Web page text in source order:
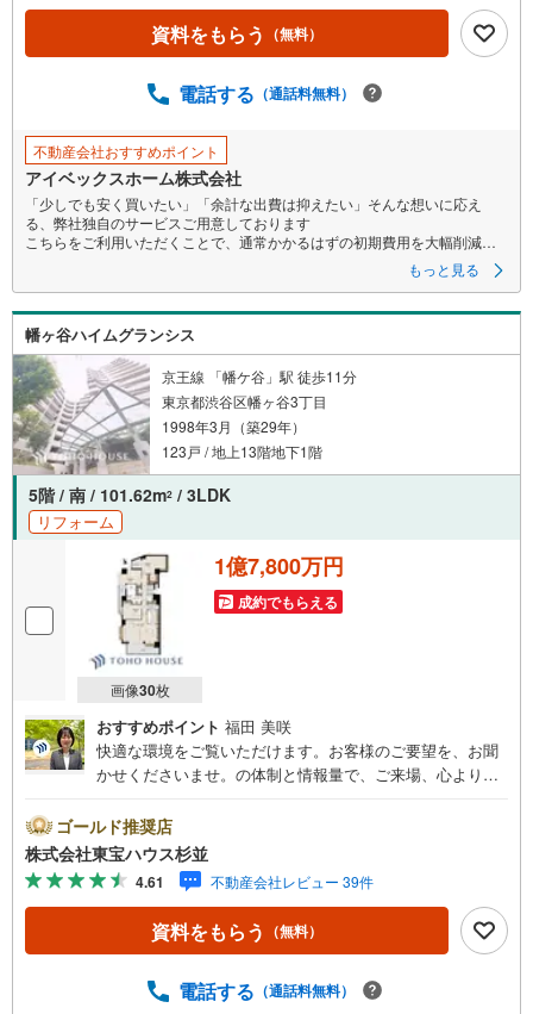
資料をもらう （無料）
電話する （通話料無料）
不動産会社おすすめポイント
アイベックスホーム株式会社
「少しでも安く買いたい」「余計な出費は抑えたい」そんな想いに応え
る、弊社独自のサービスご用意しております
こちらをご利用いただくことで、通常かかるはずの初期費用を大幅削減す
詳細につきましては、下記のお電話フォームよりご連絡ください。営業時
間:朝10時～19時30分 火曜・水曜日は定休日となります。
現地を見学される場合は「室内・現地を見学する（無料）」ボタンよりご
希望の日時をご記入いただけますとスムーズにご案内が可能です。
まずは『いくらお得になるか』だけでも、お気軽にお問い合わせくださ
い！
当日のご案内もご相談を！ご内見は現地お待ち合わせ・現地解散も可能で
す
住宅ローン等のご相談もお気軽にお申し付け下さい！
もっと見る
幡ヶ谷ハイムグランシス
京王線 「幡ケ谷」駅 徒歩11分
東京都渋谷区幡ヶ谷3丁目
1998年3月（築29年）
123戸 / 地上13階地下1階
5階 / 南 / 101.62m2 / 3LDK
リフォーム
画像30枚
1億7,800万円
成約でもらえる
おすすめポイント 福田 美咲
快適な環境をご覧いただけます。お客様のご要望を、お聞
かせくださいませ。の体制と情報量で、ご来場、心よりお
「未来カレンダー」のご提案。・ 未来に起こるであろうご
自宅リフォームをオンライン上でご提案「ミラカレクラ
ブ」。・ 不動産売却時、ご自宅を綺麗にかつ瀟洒にさせる
CG加工ホームステイジングサービス。・ 購入者様へ、税
理士による確定申告の無料セミナーをご招待いたします。
◆ご予約に際して◆日時のご希望をお伝えください。（も
（居住中物件）の手配が必要な場合がございますのでご容
ゴールド推奨店
株式会社東宝ハウス杉並
4.61 不動産会社レビュー 39件
資料をもらう （無料）
電話する （通話料無料）